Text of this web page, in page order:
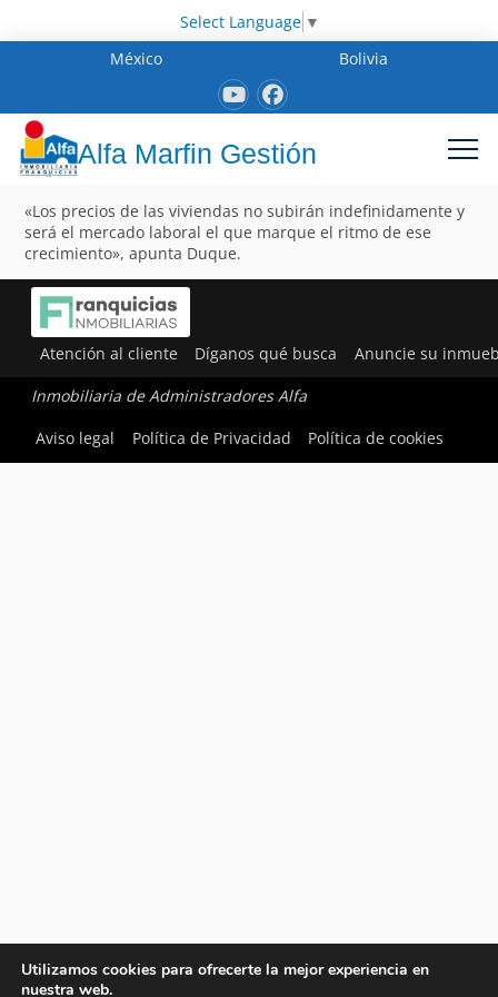
Select Language ▼
México
Bolivia
Alfa Marfin Gestión
«Los precios de las viviendas no subirán indefinidamente y
será el mercado laboral el que marque el ritmo de ese
crecimiento», apunta Duque.
Atención al cliente Díganos qué busca Anuncie su
Inmobiliaria de Administradores Alfa
Aviso legal
Política de Privacidad Política de cookies
Utilizamos cookies para ofrecerte la mejor experiencia en
nuestra web.